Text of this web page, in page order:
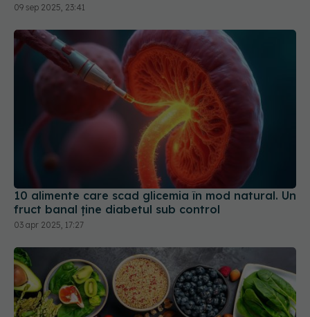
09 sep 2025, 23:41
10 alimente care scad glicemia în mod natural. Un
fruct banal ține diabetul sub control
03 apr 2025, 17:27